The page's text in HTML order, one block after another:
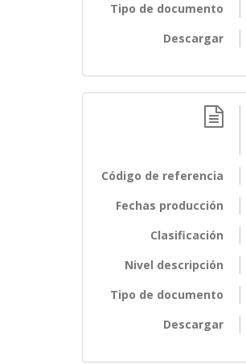
Tipo de documento
Descargar
Código de referencia
Fechas producción
Clasificación
Nivel descripción
Tipo de documento
Descargar